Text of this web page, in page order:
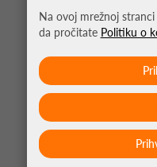
Na ovoj mrežnoj
da pročitate Politiku o